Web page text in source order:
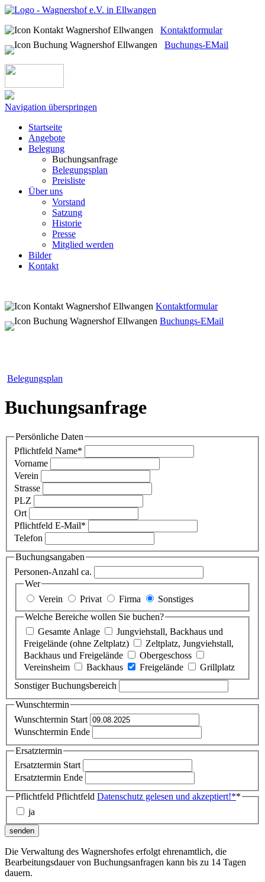
Kontaktformular
Buchungs-EMail
Navigation überspringen
Startseite
Angebote
Belegung
Buchungsanfrage
Belegungsplan
Preisliste
Über uns
Vorstand
Satzung
Historie
Presse
Mitglied werden
Bilder
Kontakt
Kontaktformular
Buchungs-EMail
Belegungsplan
Buchungsanfrage
Persönliche Daten
Pflichtfeld Name*
Vorname
Verein
Strasse
PLZ
Ort
Pflichtfeld E-Mail*
Telefon
Buchungsangaben
Personen-Anzahl ca.
Wer
Verein
Privat Firma
Sonstiges
Welche Bereiche wollen Sie buchen?
Gesamte Anlage
Jungviehstall, Backhaus und
Freigelände (ohne Zeltplatz)
Zeltplatz, Jungviehstall,
Backhaus und Freigelände
Obergeschoss
Vereinsheim
Backhaus Freigelände
Grillplatz
Sonstiger Buchungsbereich
Wunschtermin
Wunschtermin Start
Wunschtermin Ende
Ersatztermin
Ersatztermin Start
Ersatztermin Ende
Pflichtfeld Pflichtfeld Datenschutz gelesen und akzeptiert!**
ja
senden
Die Verwaltung des Wagnershofes erfolgt ehrenamtlich, die
Bearbeitungsdauer von Buchungsanfragen kann bis zu 14 Tagen
dauern.